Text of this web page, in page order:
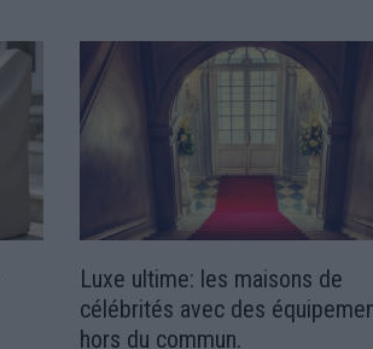
Luxe ultime: les maisons de
célébrités avec des
hors du commun.